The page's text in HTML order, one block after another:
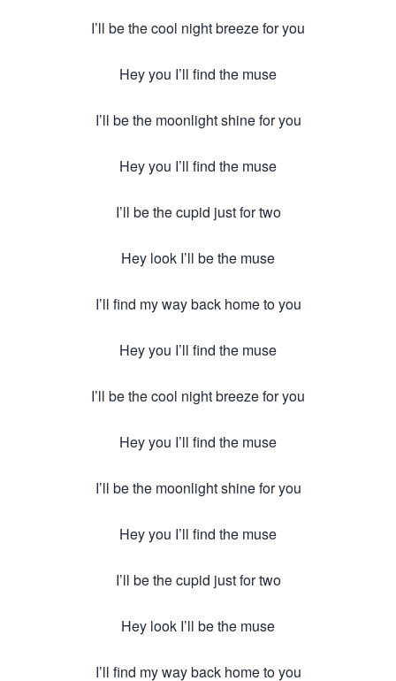
I’ll be the cool night breeze for you
Hey you I’ll find the muse
I’ll be the moonlight shine for you
Hey you I’ll find the muse
I’ll be the cupid just for two
Hey look I’ll be the muse
I’ll find my way back home to you
Hey you I’ll find the muse
I’ll be the cool night breeze for you
Hey you I’ll find the muse
I’ll be the moonlight shine for you
Hey you I’ll find the muse
I’ll be the cupid just for two
Hey look I’ll be the muse
I’ll find my way back home to you